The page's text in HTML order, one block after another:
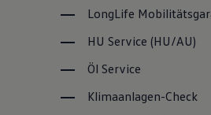
LongLife
HU Service (HU/AU)
Öl Service
Klimaanlagen-Check